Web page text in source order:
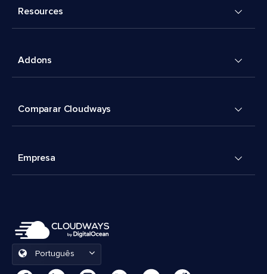
Resources
Addons
Comparar Cloudways
Empresa
Português